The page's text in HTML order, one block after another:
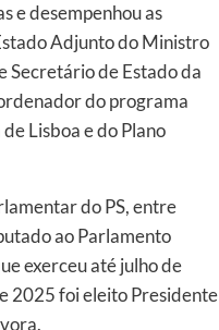
e desempenhou as
Adjunto do Ministro
Secretário de Estado da
do programa
Lisboa e do Plano
do PS, entre
ao Parlamento
exerceu até julho de
2025 foi eleito Presidente